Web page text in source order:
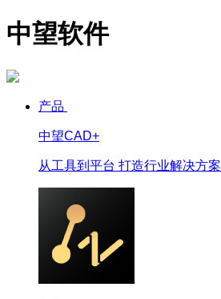
中望软件
产品
中望CAD+
从工具到平台 打造行业解决方案